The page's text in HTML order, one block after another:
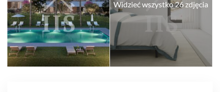
Widzieć wszystko 26 zdjęcia